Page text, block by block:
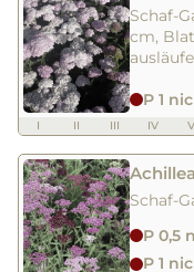
Schaf-
cm,
P 1
I II III IV V
Schaf-
P 0,5
P 1